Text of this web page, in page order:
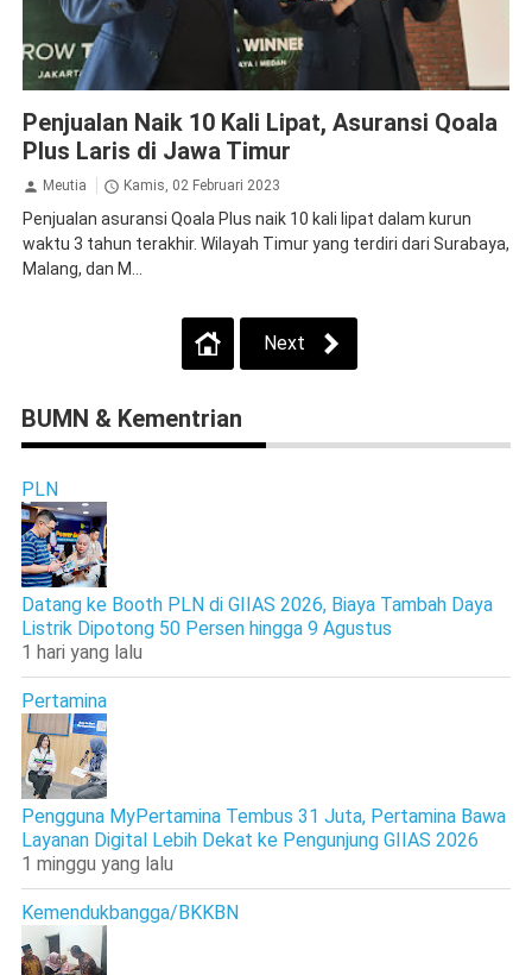
Penjualan Naik 10 Kali Lipat, Asuransi Qoala
Plus Laris di Jawa Timur
Meutia Kamis, 02 Februari 2023
Penjualan asuransi Qoala Plus naik 10 kali lipat dalam kurun
waktu 3 tahun terakhir. Wilayah Timur yang terdiri dari Surabaya,
Malang, dan M...
Next
BUMN & Kementrian
PLN
Datang ke Booth PLN di GIIAS 2026, Biaya Tambah Daya
Listrik Dipotong 50 Persen hingga 9 Agustus
1 hari yang lalu
Pertamina
Pengguna MyPertamina Tembus 31 Juta, Pertamina Bawa
Layanan Digital Lebih Dekat ke Pengunjung GIIAS 2026
1 minggu yang lalu
Kemendukbangga/BKKBN